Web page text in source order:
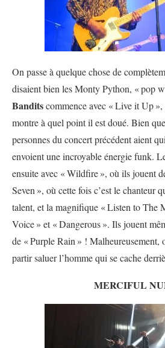
On passe à quelque chose de
disaient bien les Monty Python, «pop
Banditscommence avec «Live it Up»,
montre à quel point il est doué. Bien
personnes du concert précédent aient
envoient une incroyable énergie funk.
ensuite avec «Wildfire», où ils jouent
Seven », où cette fois c’est le chanteur
talent, et la magnifique «Listen to The
Voice» et «Dangerous». Ils jouent
de «Purple Rain » ! Malheureusement,
partir saluer l’homme qui se cache
MERCIFUL